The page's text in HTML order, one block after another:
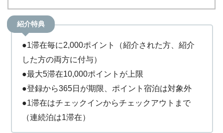
紹介特典
●1滞在毎に2,000ポイント（紹介された方、紹介
した方の両方に付与）
●最大5滞在10,000ポイントが上限
●登録から365日が期限、ポイント宿泊は対象外
●1滞在はチェックインからチェックアウトまで
（連続泊は1滞在）